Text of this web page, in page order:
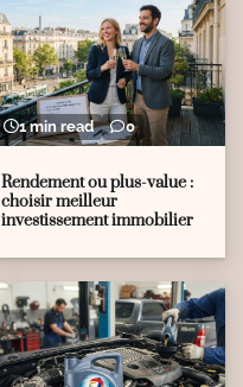
1 min read 0
Rendement ou plus-value :
choisir meilleur
investissement immobilier